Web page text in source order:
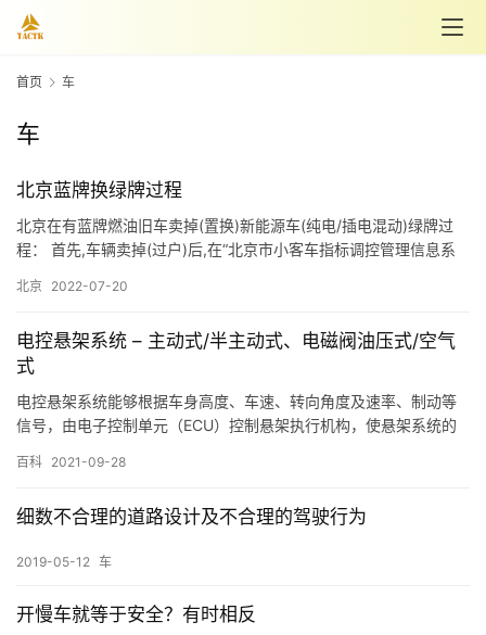
首页 车
车
北京蓝牌换绿牌过程
北京在有蓝牌燃油旧车卖掉(置换)新能源车(纯电/插电混动)绿牌过
程： 首先,车辆卖掉(过户)后,在“北京市小客车指标调控管理信息系
指标(无需审核,提交即出)。 然后就可以上“交管12123”APP直接选牌
北京 2022-07-20
电控悬架系统 – 主动式/半主动式、电磁阀油压式/空气
式
电控悬架系统能够根据车身高度、车速、转向角度及速率、制动等
信号，由电子控制单元（ECU）控制悬架执行机构，使悬架系统的
有良好的乘坐舒适性、操纵稳定性以及通过性(不同信号条件及调节
的路况和行驶状态做出不同的反应。 电子控制悬架系统的基本目的
百科 2021-09-28
细数不合理的道路设计及不合理的驾驶行为
2019-05-12 车
开慢车就等于安全？有时相反